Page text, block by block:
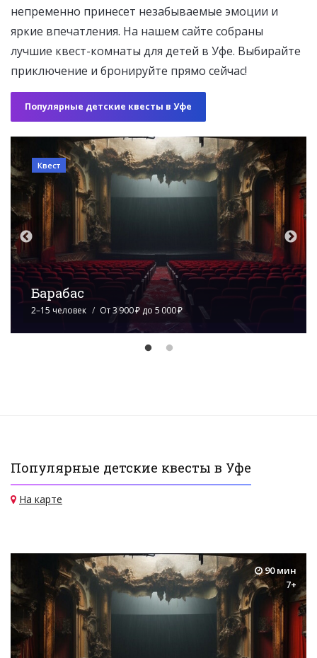
непременно принесет незабываемые эмоции и
яркие впечатления. На нашем сайте собраны
лучшие квест-комнаты для детей в Уфе. Выбирайте
приключение и бронируйте прямо сейчас!
Популярные детские квесты в Уфе
Vr-квест
Виртуальная реальность (ул.
Новоженова)
2–10 человек От 600 ₽ до 800 ₽
Популярные детские квесты в Уфе
На карте
90 мин
7+